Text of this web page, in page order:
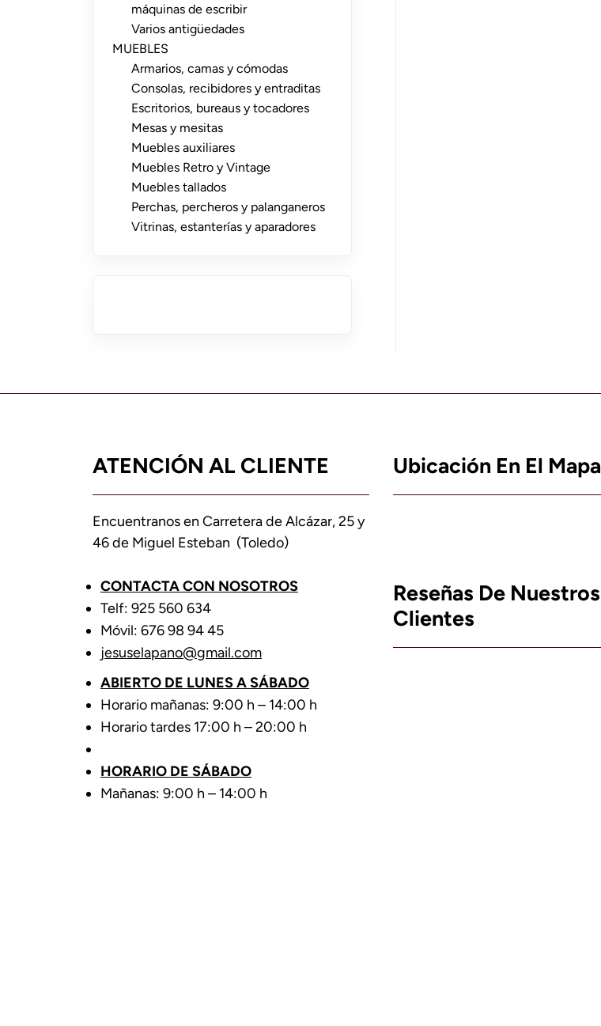
máquinas de escribir
Varios antigüedades
MUEBLES
Armarios, camas y cómodas
Consolas, recibidores y entraditas
Escritorios, bureaus y tocadores
Mesas y mesitas
Muebles auxiliares
Muebles Retro y Vintage
Muebles tallados
Perchas, percheros y palanganeros
Vitrinas, estanterías y aparadores
ATENCIÓN AL CLIENTE
Encuentranos en Carretera de Alcázar, 25 y
46 de Miguel Esteban (Toledo)
CONTACTA CON NOSOTROS
Telf: 925 560 634
Móvil: 676 98 94 45
jesuselapano@gmail.com
ABIERTO DE LUNES A SÁBADO
Horario mañanas: 9:00 h – 14:00 h
Horario tardes 17:00 h – 20:00 h
HORARIO DE SÁBADO
Mañanas: 9:00 h – 14:00 h
Ubicación En El Mapa
Reseñas De Nuestros
Clientes